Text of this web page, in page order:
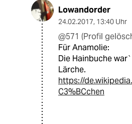
Lowandorder
24.02.2017, 13:40 Uhr
@571 (Profil
Für Anamolie:
Die Hainbuche
Lärche.
https://
C3%BCchen